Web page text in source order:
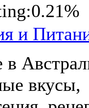
и
в
вкусы,